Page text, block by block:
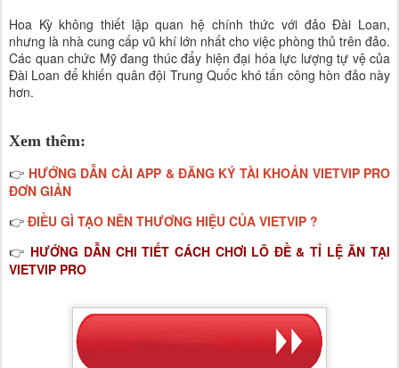
Hoa Kỳ không thiết lập quan hệ chính thức với đảo Đài Loan,
nhưng là nhà cung cấp vũ khí lớn nhất cho việc phòng thủ trên đảo.
Các quan chức Mỹ đang thúc đẩy hiện đại hóa lực lượng tự vệ của
Đài Loan để khiến quân đội Trung Quốc khó tấn công hòn đảo này
hơn.
Xem thêm:
👉 HƯỚNG DẪN CÀI APP & ĐĂNG KÝ TÀI KHOẢN VIETVIP PRO
ĐƠN GIẢN
👉 ĐIỀU GÌ TẠO NÊN THƯƠNG HIỆU CỦA VIETVIP ?
👉 HƯỚNG DẪN CHI TIẾT CÁCH CHƠI LÔ ĐỀ & TỈ LỆ ĂN TẠI
VIETVIP PRO